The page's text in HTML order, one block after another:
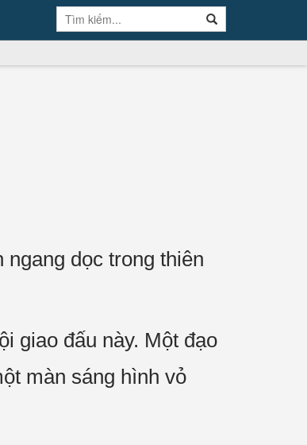
dọc trong thiên
giao đấu này. Một đạo
màn sáng hình vỏ